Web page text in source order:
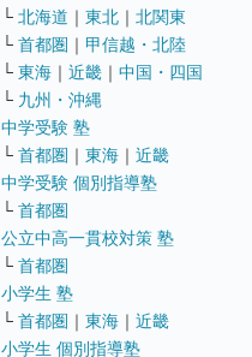
└ 北海道 ｜ 東北 ｜ 北関東
└ 首都圏 ｜ 甲信越・北陸
└ 東海 ｜ 近畿 ｜ 中国・四国
└ 九州・沖縄
中学受験 塾
└ 首都圏 ｜ 東海 ｜ 近畿
中学受験 個別指導塾
└ 首都圏
公立中高一貫校対策 塾
└ 首都圏
小学生 塾
└ 首都圏 ｜ 東海 ｜ 近畿
小学生 個別指導塾